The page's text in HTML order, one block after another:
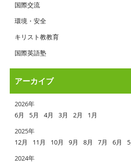
国際交流
環境・安全
キリスト教教育
国際英語塾
アーカイブ
2026年
6月
5月 4月 3月 2月
1月
2025年
12月
11月 10月 9月 8月 7月 6月
2024年